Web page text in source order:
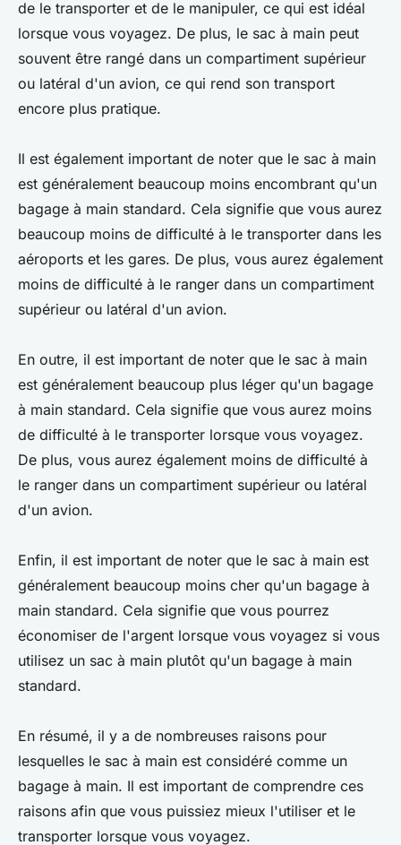
de le transporter et de le manipuler, ce qui est idéal
lorsque vous voyagez. De plus, le sac à main peut
souvent être rangé dans un compartiment supérieur
ou latéral d'un avion, ce qui rend son transport
encore plus pratique.
Il est également important de noter que le sac à main
est généralement beaucoup moins encombrant qu'un
bagage à main standard. Cela signifie que vous aurez
beaucoup moins de difficulté à le transporter dans les
aéroports et les gares. De plus, vous aurez également
moins de difficulté à le ranger dans un compartiment
supérieur ou latéral d'un avion.
En outre, il est important de noter que le sac à main
est généralement beaucoup plus léger qu'un bagage
à main standard. Cela signifie que vous aurez moins
de difficulté à le transporter lorsque vous voyagez.
De plus, vous aurez également moins de difficulté à
le ranger dans un compartiment supérieur ou latéral
d'un avion.
Enfin, il est important de noter que le sac à main est
généralement beaucoup moins cher qu'un bagage à
main standard. Cela signifie que vous pourrez
économiser de l'argent lorsque vous voyagez si vous
utilisez un sac à main plutôt qu'un bagage à main
standard.
En résumé, il y a de nombreuses raisons pour
lesquelles le sac à main est considéré comme un
bagage à main. Il est important de comprendre ces
raisons afin que vous puissiez mieux l'utiliser et le
transporter lorsque vous voyagez.